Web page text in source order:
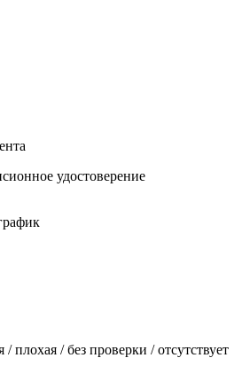
удостоверение
плохая / без проверки / отсутствует